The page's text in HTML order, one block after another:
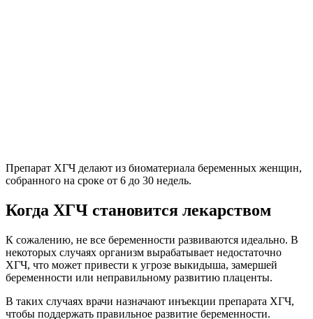
Препарат ХГЧ делают из биоматериала беременных женщин,
собранного на сроке от 6 до 30 недель.
Когда ХГЧ становится лекарством
К сожалению, не все беременности развиваются идеально. В
некоторых случаях организм вырабатывает недостаточно
ХГЧ, что может привести к угрозе выкидыша, замершей
беременности или неправильному развитию плаценты.
В таких случаях врачи назначают инъекции препарата ХГЧ,
чтобы поддержать правильное развитие беременности.